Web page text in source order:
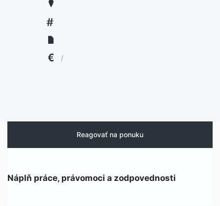
/
Reagovať na ponuku
Náplň práce, právomoci a zodpovednosti